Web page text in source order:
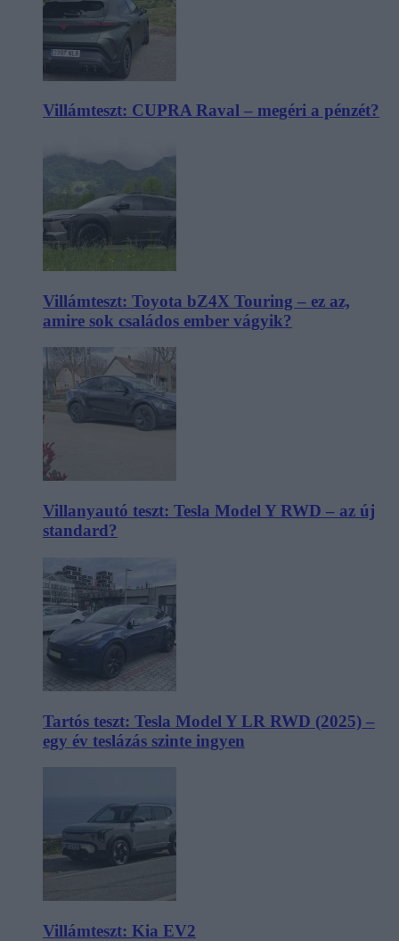
Villámteszt: CUPRA Raval – megéri a pénzét?
Villámteszt: Toyota bZ4X Touring – ez az,
amire sok családos ember vágyik?
Villanyautó teszt: Tesla Model Y RWD – az új
standard?
Tartós teszt: Tesla Model Y LR RWD (2025) –
egy év teslázás szinte ingyen
Villámteszt: Kia EV2